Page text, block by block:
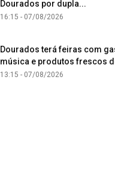
Dourados por dupla...
16:15 - 07/08/2026
Dourados terá feiras com
música e produtos frescos
13:15 - 07/08/2026